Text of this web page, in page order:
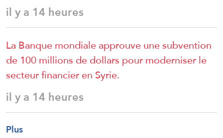
il y a 14 heures
La Banque mondiale approuve une subvention
de 100 millions de dollars pour moderniser le
secteur financier en Syrie.
il y a 14 heures
Plus